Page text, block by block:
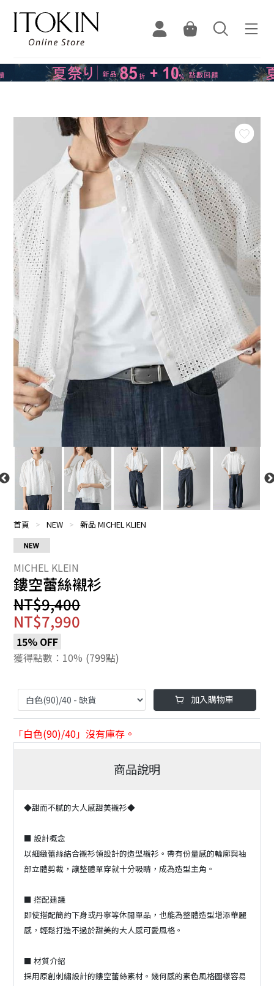
首頁 > NEW > 新品 MICHEL KLIEN
鏤空蕾絲襯衫
NT$9,400
NT$7,990
15% OFF
獲得點數：10% (799點)
加入購物車
「白色(90)/40」沒有庫存。
商品說明
◆甜而不膩的大人感甜美襯衫◆
■ 設計概念
以細緻蕾絲結合襯衫領設計的造型襯衫。帶有份量感的輪廓與袖
部立體剪裁，讓整體單穿就十分吸睛，成為造型主角。
■ 搭配建議
即使搭配簡約下身或丹寧等休閒單品，也能為整體造型增添華麗
感，輕鬆打造不過於甜美的大人感可愛風格。
■ 材質介紹
採用原創刺繡設計的鏤空蕾絲素材。幾何感的素色風格圖樣容易